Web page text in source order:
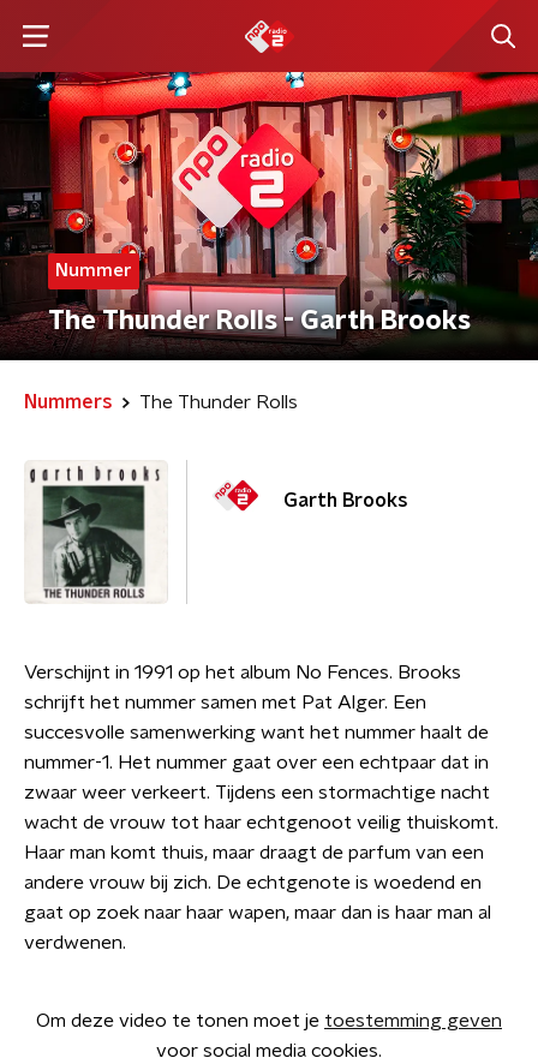
Nummer
The Thunder Rolls - Garth Brooks
Nummers The Thunder Rolls
Garth Brooks
Verschijnt in 1991 op het album No Fences. Brooks
schrijft het nummer samen met Pat Alger. Een
succesvolle samenwerking want het nummer haalt de
nummer-1. Het nummer gaat over een echtpaar dat in
zwaar weer verkeert. Tijdens een stormachtige nacht
wacht de vrouw tot haar echtgenoot veilig thuiskomt.
Haar man komt thuis, maar draagt de parfum van een
andere vrouw bij zich. De echtgenote is woedend en
gaat op zoek naar haar wapen, maar dan is haar man al
verdwenen.
Om deze video te tonen moet je toestemming geven
voor social media cookies.